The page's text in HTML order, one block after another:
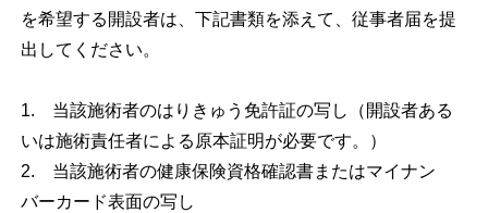
を希望する開設者は、下記書類を添えて、従事者届を提
出してください。
1. 当該施術者のはりきゅう免許証の写し（開設者ある
いは施術責任者による原本証明が必要です。）
2. 当該施術者の健康保険資格確認書またはマイナン
バーカード表面の写し